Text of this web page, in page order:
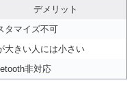
デメリット
タマイズ不可
大きい人には小さい
非対応